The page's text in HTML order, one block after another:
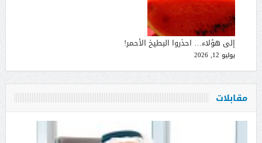
إلى هؤلاء… احذروا البطيخ الأحمر!
يوليو 12, 2026
مقابلات